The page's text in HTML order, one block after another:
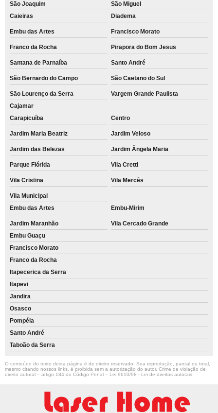
São Joaquim
São Miguel
Caieiras
Diadema
Embu das Artes Francisco Morato
Franco da Rocha Pirapora do Bom Jesus
Santana de Parnaíba Santo André
São Bernardo do Campo São Caetano do Sul
São Lourenço da Serra
Vargem Grande Paulista
Cajamar
Carapicuíba
Centro
Jardim Maria Beatriz Jardim Veloso
Jardim das Belezas Jardim Ângela Maria
Parque Flórida Vila Cretti
Vila Cristina Vila Mercês
Vila Municipal
Embu das Artes
Embu-Mirim
Jardim Maranhão
Vila Cercado Grande
Embu Guaçu
Francisco Morato
Franco da Rocha
Itapecerica da Serra
Itapevi
Jandira
Osasco
Pompéia
Santo André
Taboão da Serra
O conteúdo do texto desta página é de direito reservado. Sua reprodução, parcial ou total,
mesmo citando nossos links, é proibida sem a autorização do autor. Crime de violação de
direito autoral – artigo 184 do Código Penal – Lei 9610/98 - Lei de direitos autorais